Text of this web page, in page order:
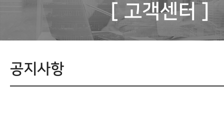
[ 고객센터 ]
공지사항